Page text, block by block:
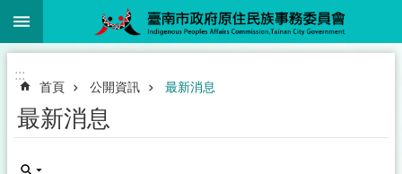
跳到主要內容區塊
:::
首頁 公開資訊 最新消息
最新消息